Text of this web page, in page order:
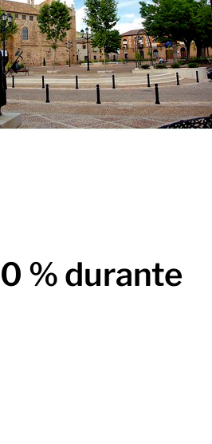
% durante